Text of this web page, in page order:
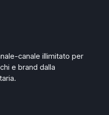
canale illimitato per
e brand dalla